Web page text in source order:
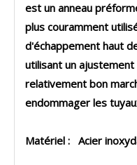
est un anneau
plus couramment
d'échappement haut
utilisant un
relativement bon
endommager les
Matériel : Acier